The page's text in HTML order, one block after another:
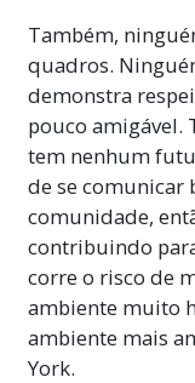
Também,
quadros.
demonstra
pouco amigável.
tem nenhum
de se comunicar
comunidade,
contribuindo
corre o risco de
ambiente muito
ambiente mais
York.